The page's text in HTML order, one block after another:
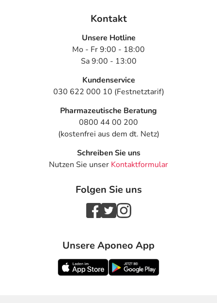
Kontakt
Unsere Hotline
Mo - Fr 9:00 - 18:00
Sa 9:00 - 13:00
Kundenservice
030 622 000 10 (Festnetztarif)
Pharmazeutische Beratung
0800 44 00 200
(kostenfrei aus dem dt. Netz)
Schreiben Sie uns
Nutzen Sie unser Kontaktformular
Folgen Sie uns
Unsere Aponeo App